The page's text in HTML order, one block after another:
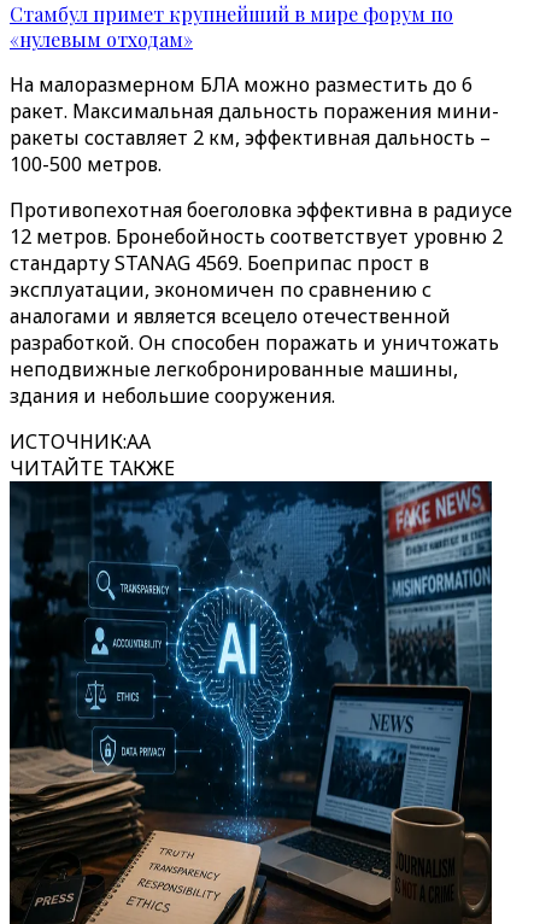
Стамбул примет крупнейший в мире форум по
«нулевым отходам»
На малоразмерном БЛА можно разместить до 6
ракет. Максимальная дальность поражения мини-
ракеты составляет 2 км, эффективная дальность –
100-500 метров.
Противопехотная боеголовка эффективна в радиусе
12 метров. Бронебойность соответствует уровню 2
стандарту STANAG 4569. Боеприпас прост в
эксплуатации, экономичен по сравнению с
аналогами и является всецело отечественной
разработкой. Он способен поражать и уничтожать
неподвижные легкобронированные машины,
здания и небольшие сооружения.
ИСТОЧНИК:AA
ЧИТАЙТЕ ТАКЖЕ